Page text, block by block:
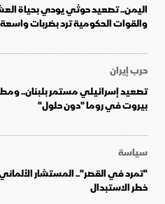
اليمن.. تصعيد حوثي يودي بحياة
والقوات الحكومية ترد بضربات واسعة
حرب إيران
تصعيد إسرائيلي مستمر بلبنان..
بيروت في روما "دون حلول"
سياسة
"تمرد في القصر".. المستشار
خطر الاستبدال